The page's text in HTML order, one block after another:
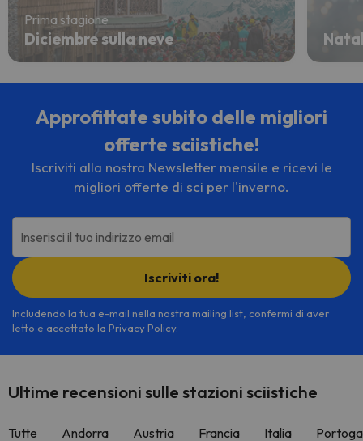
Prima stagione
Diciembre sulla neve
Approfittate subito delle migliori
offerte sciistiche!
Iscriviti alla nostra Newsletter mensile e ricevi le
migliori offerte di sci per l'inverno.
Inserisci il tuo indirizzo email
Iscriviti ora!
Includendo la tua e-mail nella nostra mailing list, confermi di aver
letto e accettato la Privacy Policy.
Ultime recensioni sulle stazioni sciistiche
Tutte Andorra Austria Francia Italia